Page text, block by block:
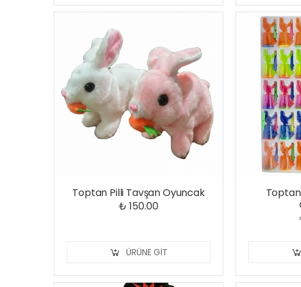
Toptan Pilli Tavşan Oyuncak
₺ 150.00
ÜRÜNE GIT